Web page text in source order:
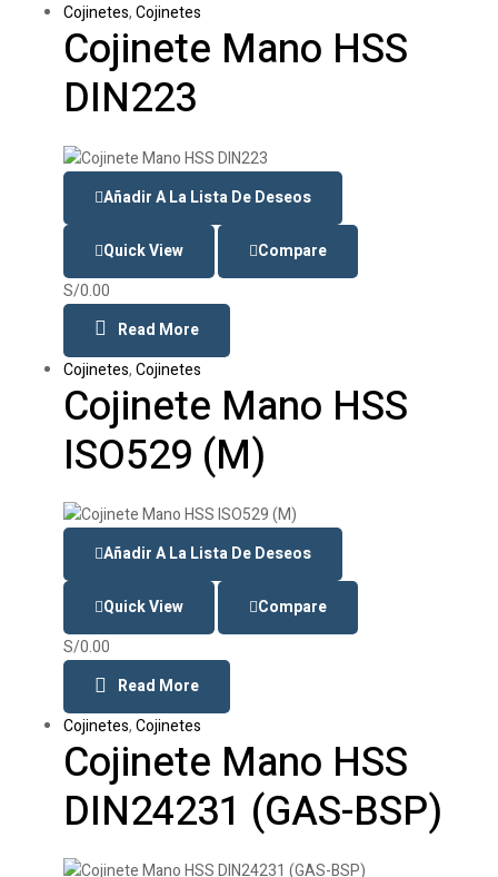
Cojinetes,Cojinetes
Cojinete Mano HSS
DIN223
Añadir A La Lista De Deseos
Quick View
Compare
S/0.00
Read More
Cojinetes,Cojinetes
Cojinete Mano HSS
ISO529 (M)
Añadir A La Lista De Deseos
Quick View
Compare
S/0.00
Read More
Cojinetes,Cojinetes
Cojinete Mano HSS
DIN24231 (GAS-BSP)